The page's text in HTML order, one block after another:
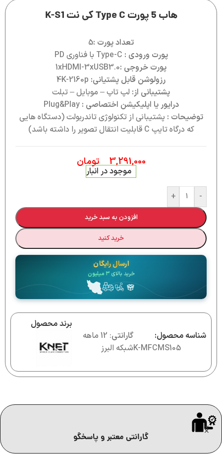
هاب 5 پورت Type C کی نت K-S1
تعداد پورت :5
پورت ورودی :
پورت خروجی :1xHDMI-3xUSB3.0
رزولوشن قابل پشتیانی:
پشتیبانی از: لپ تاپ – موبایل – تبلت
درایور یا اپلیکیشن اختصاصی : Plug&Play
توضیحات : پشتیبانی از تکنولوژی تاندربولت (دستگاه هایی
که درگاه تایپ C قابلیت انتقال تصویر را داشته باشد)
3,291,000 تومان
موجود در انبار
-
+
افزودن به سبد خرید
خرید کنید
ارسال رایگان
خرید بالای ۳ میلیون
شناسه محصول:
K-MFCMS105
گارانتی
: 12 ماهه
شبکه البرز
برند محصول
گارانتی معتبر و پاسخگو